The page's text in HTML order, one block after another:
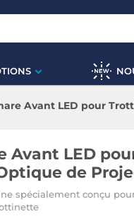
Avant LED pour
Avant LED
de
spécialement conçu